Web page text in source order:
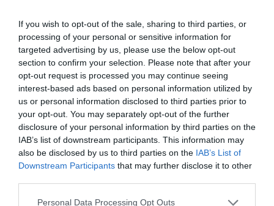
If you wish to opt-out of the sale, sharing to third parties, or
processing of your personal or sensitive information for
targeted advertising by us, please use the below opt-out
section to confirm your selection. Please note that after your
opt-out request is processed you may continue seeing
interest-based ads based on personal information utilized by
us or personal information disclosed to third parties prior to
your opt-out. You may separately opt-out of the further
disclosure of your personal information by third parties on the
IAB’s list of downstream participants. This information may
also be disclosed by us to third parties on the IAB’s List of
Downstream Participants that may further disclose it to other
Personal Data Processing Opt Outs